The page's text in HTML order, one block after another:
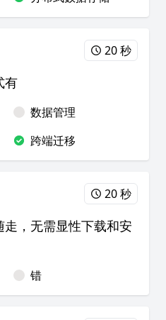
20 秒
有
数据管理
跨端迁移
20 秒
，无需显性下载和安
错